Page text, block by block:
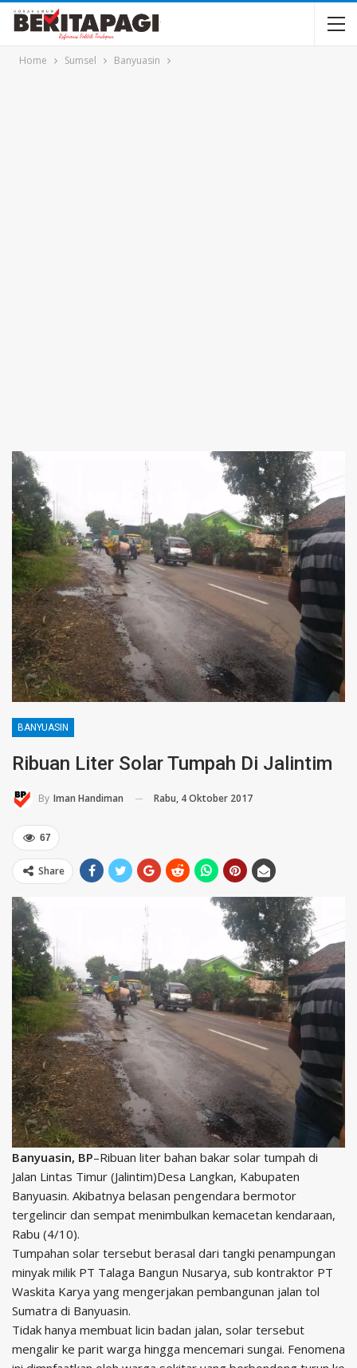
Home Sumsel Banyuasin
BANYUASIN
Ribuan Liter Solar Tumpah Di Jalintim
By Iman Handiman Rabu, 4 Oktober 2017
67
Share
Banyuasin, BP–Ribuan liter bahan bakar solar tumpah di
Jalan Lintas Timur (Jalintim)Desa Langkan, Kabupaten
Banyuasin. Akibatnya belasan pengendara bermotor
tergelincir dan sempat menimbulkan kemacetan kendaraan,
Rabu (4/10).
Tumpahan solar tersebut berasal dari tangki penampungan
minyak milik PT Talaga Bangun Nusarya, sub kontraktor PT
Waskita Karya yang mengerjakan pembangunan jalan tol
Sumatra di Banyuasin.
Tidak hanya membuat licin badan jalan, solar tersebut
mengalir ke parit warga hingga mencemari sungai. Fenomena